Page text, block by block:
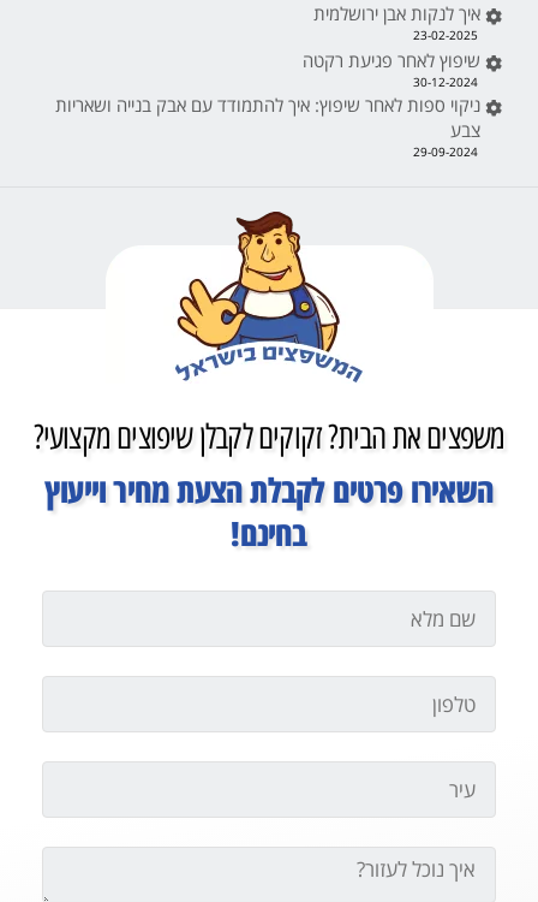
איך לנקות אבן ירושלמית
23-02-2025
שיפוץ לאחר פגיעת רקטה
30-12-2024
ניקוי ספות לאחר שיפוץ: איך להתמודד עם אבק בנייה ושאריות
צבע
29-09-2024
משפצים את הבית? זקוקים לקבלן שיפוצים מקצועי?
השאירו פרטים לקבלת הצעת מחיר וייעוץ
בחינם!